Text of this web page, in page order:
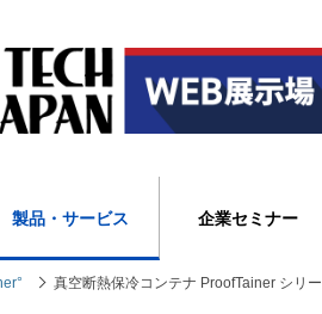
製品・サービス 企業セミナー
真空断熱保冷コンテナ ProofTainer シリ